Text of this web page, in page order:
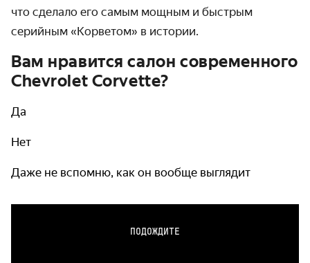
что сделало его самым мощным и быстрым
серийным «Корветом» в истории.
Вам нравится салон современного
Chevrolet Corvette?
Да
Нет
Даже не вспомню, как он вообще выглядит
ПОДОЖДИТЕ